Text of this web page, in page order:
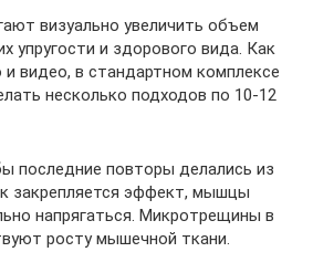
визуально увеличить объем
упругости и здорового вида. Как
видео, в стандартном комплексе
несколько подходов по 10-12
последние повторы делались из
закрепляется эффект, мышцы
напрягаться. Микротрещины в
росту мышечной ткани.